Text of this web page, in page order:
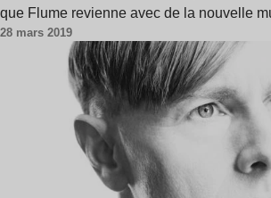
que Flume revienne avec de la nouvelle
28 mars 2019